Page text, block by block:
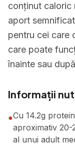
conținut caloric
aport
pentru cei care
care poate
înainte sau
Informații
●Cu 14.2g
aproximativ 20-
al unui adult